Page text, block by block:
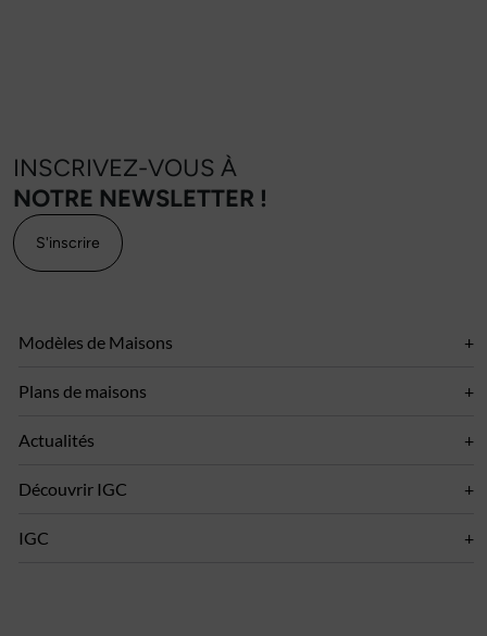
INSCRIVEZ-VOUS À
NOTRE NEWSLETTER !
S'inscrire
Modèles de Maisons
Plans de maisons
Actualités
Découvrir IGC
IGC